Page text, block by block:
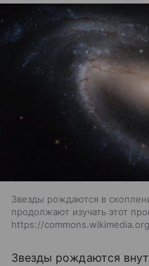
Звезды рождаются в
продолжают изучать этот
https://
Звезды рождаются